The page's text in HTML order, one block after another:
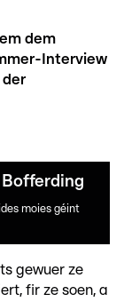
dem
Interview
der
Bofferding
moies géint
gewuer ze
fir ze soen, a